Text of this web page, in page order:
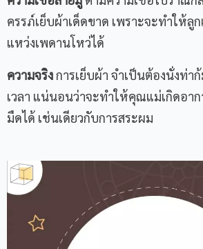
ครรภ์เย็บผ้าเด็ดขาด เพราะจะทำให้ลู
แหว่งเพดานโหว่ได้
ความจริงการเย็บผ้า จำเป็นต้องนั่งท่า
เวลา แน่นอนว่าจะทำให้คุณแม่เกิดอา
มืดได้ เช่นเดียวกับการสระผม